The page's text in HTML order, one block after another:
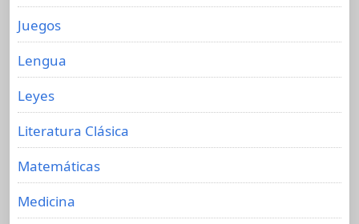
Juegos
Lengua
Leyes
Literatura Clásica
Matemáticas
Medicina